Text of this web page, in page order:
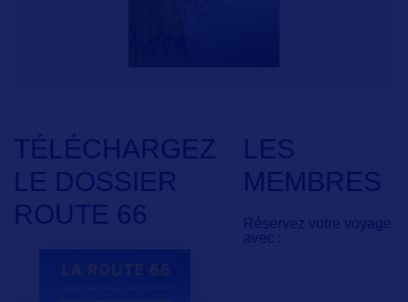
LES
MEMBRES
Réservez votre voyage
avec :
TÉLÉCHARGEZ
LE DOSSIER
ROUTE 66